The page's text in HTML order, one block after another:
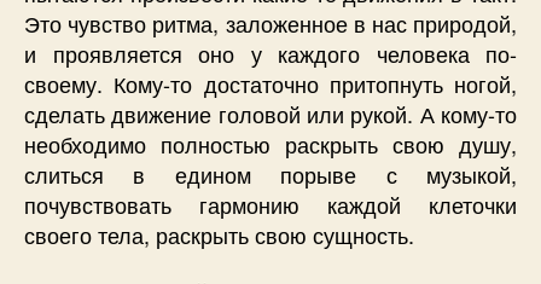
Это чувство ритма, заложенное в нас природой,
и проявляется оно у каждого человека по-
своему. Кому-то достаточно притопнуть ногой,
сделать движение головой или рукой. А кому-то
необходимо полностью раскрыть свою душу,
слиться в едином порыве с музыкой,
почувствовать гармонию каждой клеточки
своего тела, раскрыть свою сущность.